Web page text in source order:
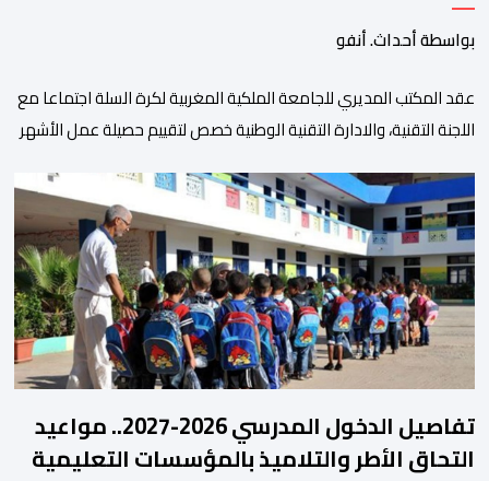
بواسطة أحداث. أنفو
عقد المكتب المديري للجامعة الملكية المغربية لكرة السلة اجتماعا مع
اللجنة التقنية، والادارة التقنية الوطنية خصص لتقييم حصيلة عمل الأشهر
المنتخبات الوطنية خلال الفترة الأخيرة. وشهد الاجتماع تقديم عرض
مفصل حول مشاركة المنتخبين الوطنيين لأقل من 18 سنة، إناثا وذكورا،
من طرف اللجنة التقنية التي واكبت كل […]
تفاصيل الدخول المدرسي 2026-2027.. مواعيد
التحاق الأطر والتلاميذ بالمؤسسات التعليمية